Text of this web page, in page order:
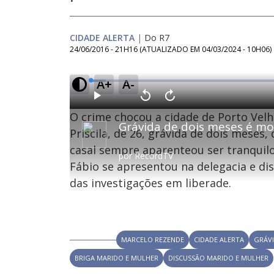
CIDADE ALERTA | Do R7
24/06/2016 - 21H16 (ATUALIZADO EM 04/03/2024 - 10H06)
A+ A-
porRecordTV
P
l
a
y
V
o
l
t
a
1
0
s
e
g
u
n
d
A
v
a
n
ç
a
1
0
e
g
n
M
d
L
o
a
d
e
:
.
7
%
O crime chocou a cidade de Porto
Priscila, de 26, grávida de dois
casal sempre aparenteou ser
Fábio se apresentou na delegacia e
das investigações em liberade.
MARCELO REZENDE CIDADE ALERTA
BRIGA MARIDO E MULHER
DISCUSSÃO MARIDO E MULHER